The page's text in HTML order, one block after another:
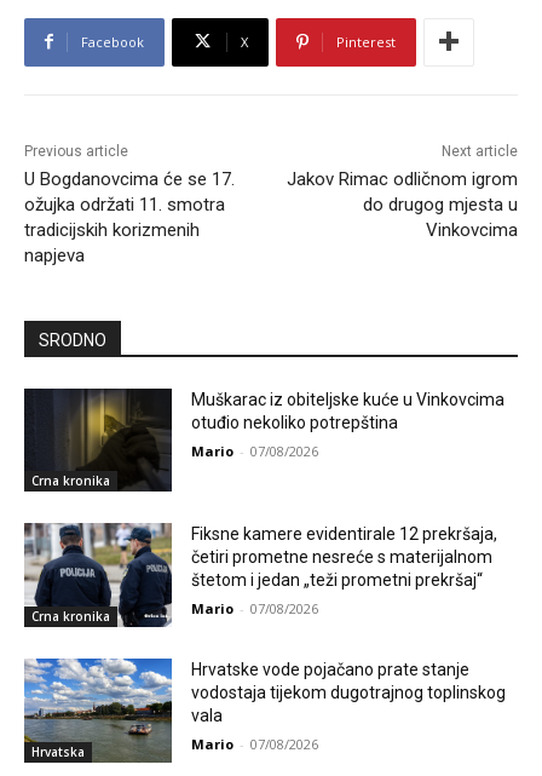
Facebook X Pinterest
Previous article
U Bogdanovcima će se 17.
ožujka održati 11. smotra
tradicijskih korizmenih
napjeva
Next article
Jakov Rimac odličnom igrom
do drugog mjesta u
Vinkovcima
SRODNO
Crna kronika
Muškarac iz obiteljske kuće u Vinkovcima
otuđio nekoliko potrepština
Mario - 07/08/2026
Crna kronika
Fiksne kamere evidentirale 12 prekršaja,
četiri prometne nesreće s materijalnom
štetom i jedan „teži prometni prekršaj“
Mario - 07/08/2026
Hrvatska
Hrvatske vode pojačano prate stanje
vodostaja tijekom dugotrajnog toplinskog
vala
Mario - 07/08/2026